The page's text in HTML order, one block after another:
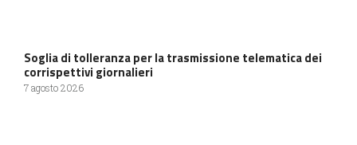
Soglia di tolleranza per la trasmissione telematica dei
corrispettivi giornalieri
7 agosto 2026